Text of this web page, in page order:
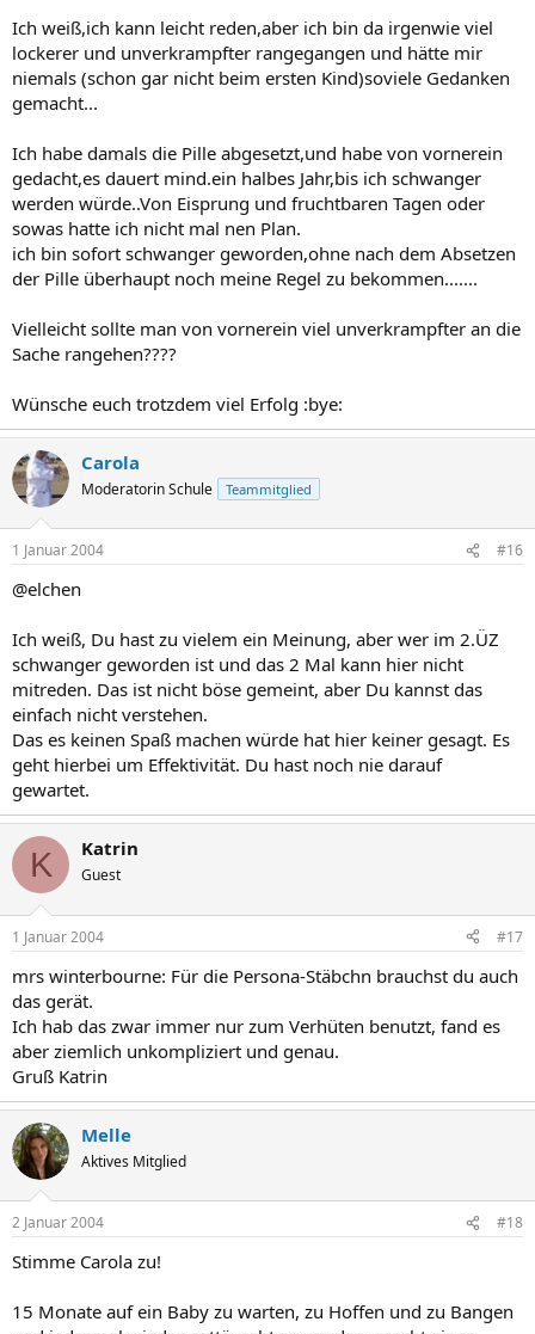
Ich weiß,ich kann leicht reden,aber ich bin da irgenwie viel
lockerer und unverkrampfter rangegangen und hätte mir
niemals (schon gar nicht beim ersten Kind)soviele Gedanken
gemacht...
Ich habe damals die Pille abgesetzt,und habe von vornerein
gedacht,es dauert mind.ein halbes Jahr,bis ich schwanger
werden würde..Von Eisprung und fruchtbaren Tagen oder
sowas hatte ich nicht mal nen Plan.
ich bin sofort schwanger geworden,ohne nach dem Absetzen
der Pille überhaupt noch meine Regel zu bekommen.......
Vielleicht sollte man von vornerein viel unverkrampfter an die
Sache rangehen????
Wünsche euch trotzdem viel Erfolg :bye:
Carola
Moderatorin Schule Teammitglied
1 Januar 2004 #16
@elchen
Ich weiß, Du hast zu vielem ein Meinung, aber wer im 2.ÜZ
schwanger geworden ist und das 2 Mal kann hier nicht
mitreden. Das ist nicht böse gemeint, aber Du kannst das
einfach nicht verstehen.
Das es keinen Spaß machen würde hat hier keiner gesagt. Es
geht hierbei um Effektivität. Du hast noch nie darauf
gewartet.
K Katrin
Guest
1 Januar 2004 #17
mrs winterbourne: Für die Persona-Stäbchn brauchst du auch
das gerät.
Ich hab das zwar immer nur zum Verhüten benutzt, fand es
aber ziemlich unkompliziert und genau.
Gruß Katrin
Melle
Aktives Mitglied
2 Januar 2004 #18
Stimme Carola zu!
15 Monate auf ein Baby zu warten, zu Hoffen und zu Bangen